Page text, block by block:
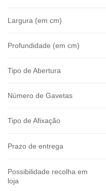
Largura (em cm)
Profundidade (em cm)
Tipo de Abertura
Número de Gavetas
Tipo de Afixação
Prazo de entrega
Possibilidade recolha em
loja